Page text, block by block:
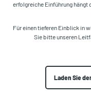
erfolgreiche Einführung hängt
Für einen tieferen Einblick in
Sie bitte unseren
Laden Sie